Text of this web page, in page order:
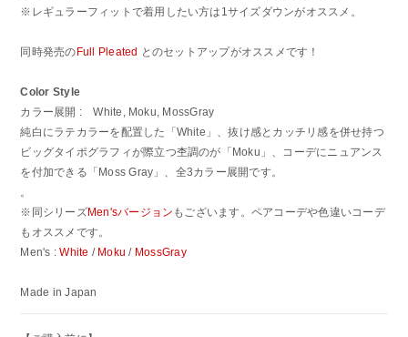
※レギュラーフィットで着用したい方は1サイズダウンがオススメ。
同時発売の Full Pleated とのセットアップがオススメです！
Color Style
カラー展開 : White, Moku, MossGray
純白にラテカラーを配置した「White」、抜け感とカッチリ感を併せ持つ
ビッグタイポグラフィが際立つ杢調のが「Moku」、コーデにニュアンス
を付加できる「Moss Gray」、全3カラー展開です。
。
※同シリーズMen'sバージョン もございます。ペアコーデや色違いコーデ
もオススメです。
Men's :White / Moku / MossGray
Made in Japan